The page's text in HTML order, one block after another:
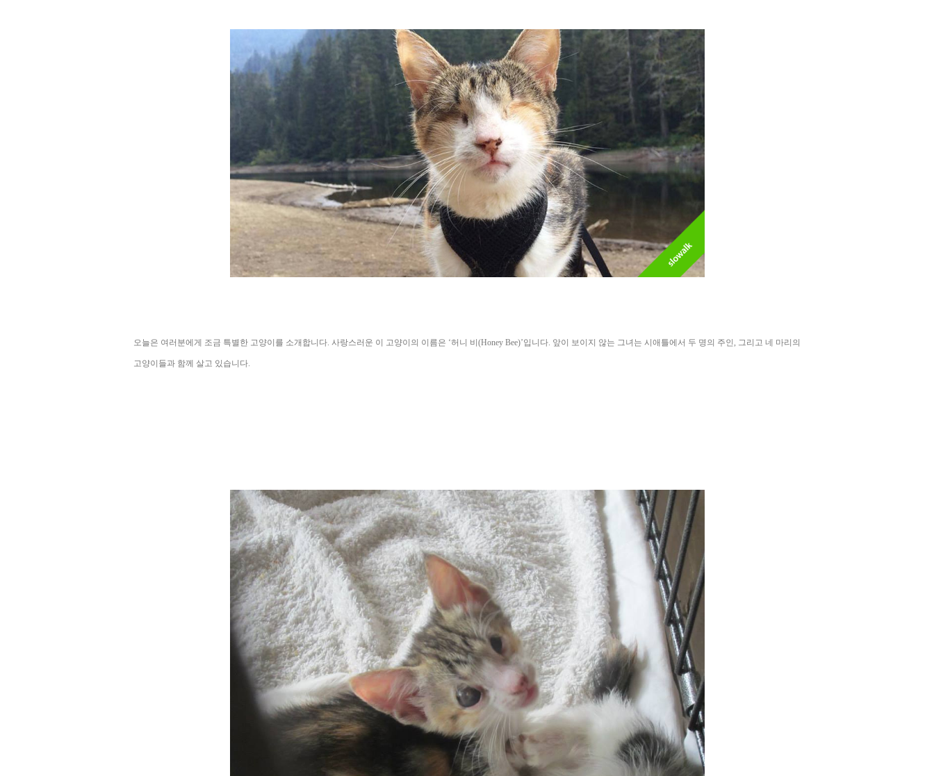
오늘은 여러분에게 조금 특별한 고양이를 소개합니다. 사랑스러운 이 고양이의 이름은 ‘허니 비(Honey Bee)’입니다. 앞이 보이지 않는 그녀는 시애틀에서 두 명의 주인, 그리고 네 마리의
고양이들과 함께 살고 있습니다.